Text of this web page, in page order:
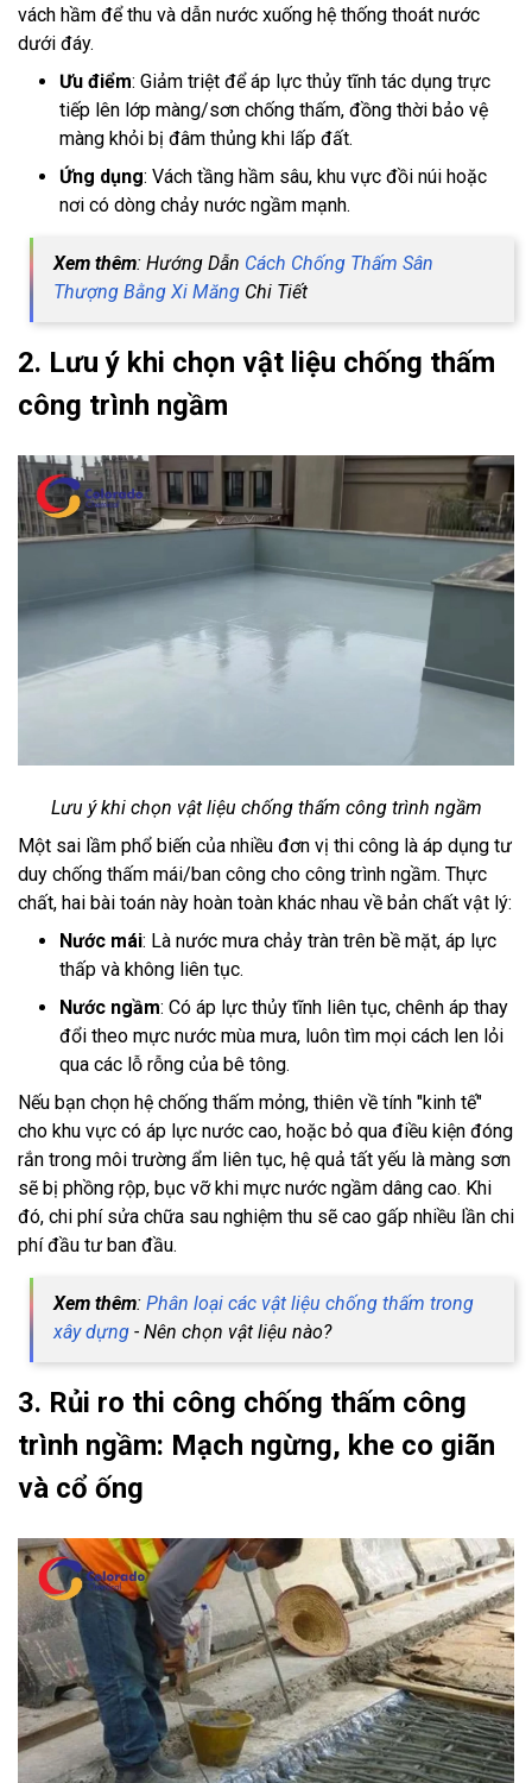
vách hầm để thu và dẫn nước xuống hệ thống thoát nước
dưới đáy.
Ưu điểm: Giảm triệt để áp lực thủy tĩnh tác dụng trực
tiếp lên lớp màng/sơn chống thấm, đồng thời bảo vệ
màng khỏi bị đâm thủng khi lấp đất.
Ứng dụng: Vách tầng hầm sâu, khu vực đồi núi hoặc
nơi có dòng chảy nước ngầm mạnh.
Xem thêm: Hướng Dẫn Cách Chống Thấm Sân
Thượng Bằng Xi Măng Chi Tiết
2. Lưu ý khi chọn vật liệu chống thấm
công trình ngầm
Lưu ý khi chọn vật liệu chống thấm công trình ngầm
Một sai lầm phổ biến của nhiều đơn vị thi công là áp dụng tư
duy chống thấm mái/ban công cho công trình ngầm. Thực
chất, hai bài toán này hoàn toàn khác nhau về bản chất vật lý:
Nước mái: Là nước mưa chảy tràn trên bề mặt, áp lực
thấp và không liên tục.
Nước ngầm: Có áp lực thủy tĩnh liên tục, chênh áp thay
đổi theo mực nước mùa mưa, luôn tìm mọi cách len lỏi
qua các lỗ rỗng của bê tông.
Nếu bạn chọn hệ chống thấm mỏng, thiên về tính "kinh tế"
cho khu vực có áp lực nước cao, hoặc bỏ qua điều kiện đóng
rắn trong môi trường ẩm liên tục, hệ quả tất yếu là màng sơn
sẽ bị phồng rộp, bục vỡ khi mực nước ngầm dâng cao. Khi
đó, chi phí sửa chữa sau nghiệm thu sẽ cao gấp nhiều lần chi
phí đầu tư ban đầu.
Xem thêm: Phân loại các vật liệu chống thấm trong
xây dựng - Nên chọn vật liệu nào?
3. Rủi ro thi công chống thấm công
trình ngầm: Mạch ngừng, khe co giãn
và cổ ống